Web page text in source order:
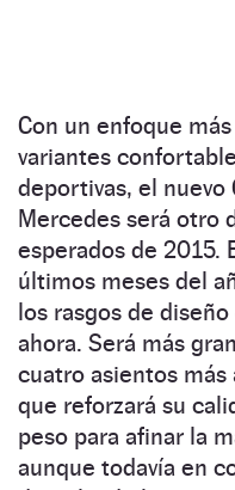
Con un enfoque
variantes
deportivas, el nuevo
Mercedes será otro
esperados de 2015.
últimos meses del
los rasgos de
ahora. Será más
cuatro asientos
que reforzará su
peso para afinar la
aunque todavía en